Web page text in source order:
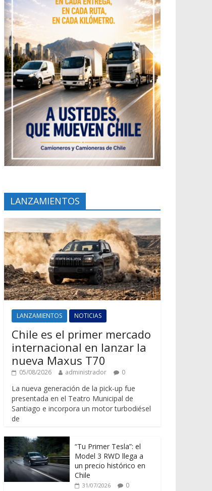
LANZAMIENTOS
LANZAMIENTOS NOTICIAS
Chile es el primer mercado
internacional en lanzar la
nueva Maxus T70
05/08/2026 administrador 0
La nueva generación de la pick-up fue
presentada en el Teatro Municipal de
Santiago e incorpora un motor turbodiésel
de
“Tu Primer Tesla”: el
Model 3 RWD llega a
un precio histórico en
Chile
31/07/2026 0